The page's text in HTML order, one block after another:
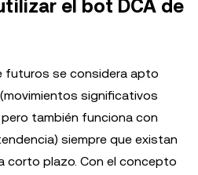
el bot DCA de
futuros se considera apto
significativos
también funciona con
siempre que existan
corto plazo. Con el concepto